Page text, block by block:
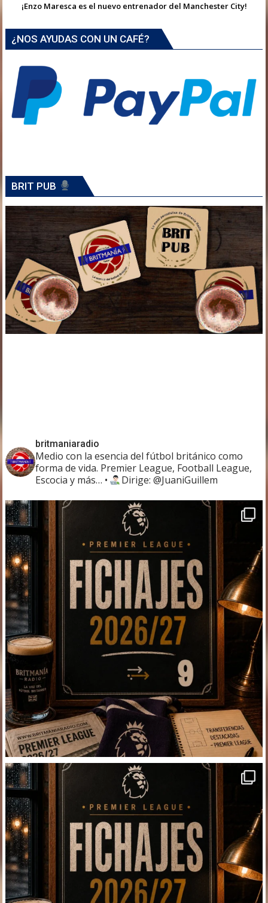
¡Enzo Maresca es el nuevo entrenador del Manchester City!
¿NOS AYUDAS CON UN CAFÉ?
BRIT PUB
britmaniaradio
Medio con la esencia del fútbol británico como
forma de vida. Premier League, Football League,
Escocia y más… • Dirige: @JuaniGuillem